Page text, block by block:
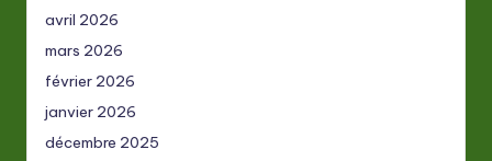
avril 2026
mars 2026
février 2026
janvier 2026
décembre 2025